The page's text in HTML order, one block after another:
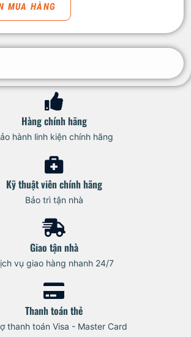
MUA HÀNG
Hàng chính hãng
hành linh kiện chính hãng
Kỹ thuật viên chính hãng
Bảo trì tận nhà
Giao tận nhà
vụ giao hàng nhanh 24/7
Thanh toán thẻ
thanh toán Visa - Master Card